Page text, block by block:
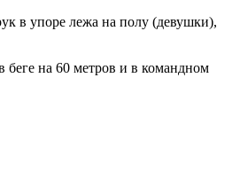
в упоре лежа на полу (девушки),
беге на 60 метров и в командном